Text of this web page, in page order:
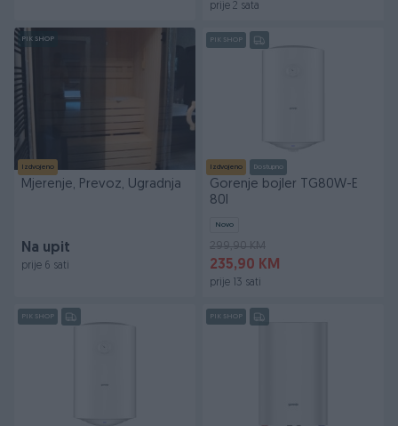
prije 2 sata
PIK SHOP
Izdvojeno
Mjerenje, Prevoz, Ugradnja
Na upit
prije 6 sati
PIK SHOP
Izdvojeno Dostupno
Gorenje bojler TG80W-E
80l
Novo
299,90 KM
235,90 KM
prije 13 sati
PIK SHOP PIK SHOP